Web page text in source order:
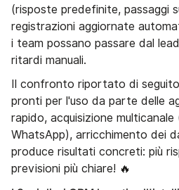
(risposte predefinite, passaggi
registrazioni aggiornate
i team possano passare dal
ritardi manuali.
Il confronto riportato di
pronti per l'uso da parte delle
rapido, acquisizione multicanale
WhatsApp), arricchimento dei
produce risultati concreti: più
previsioni più chiare! 🔥